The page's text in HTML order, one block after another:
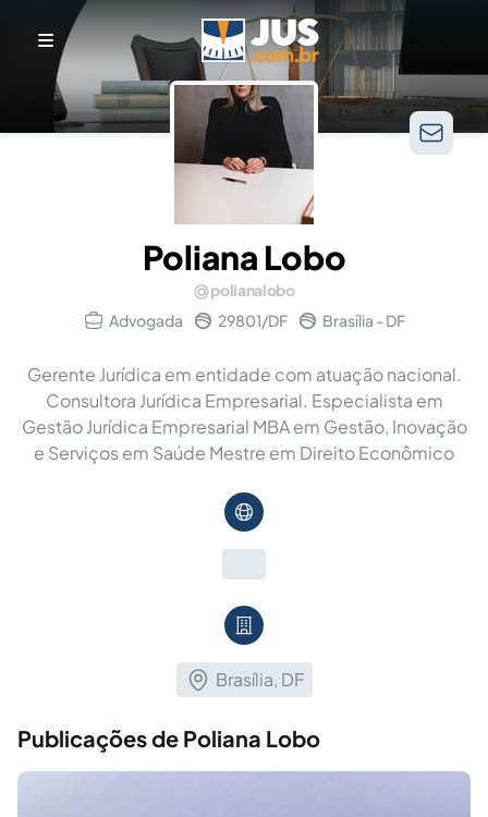
Poliana Lobo
polianalobo
Advogada
29801/DF Brasília - DF
Gerente Jurídica em entidade com atuação nacional.
Consultora Jurídica Empresarial. Especialista em
Gestão Jurídica Empresarial MBA em Gestão, Inovação
e Serviços em Saúde Mestre em Direito Econômico
Brasília, DF
Publicações de Poliana Lobo